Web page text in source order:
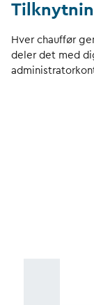
Hver chauffør
deler det med